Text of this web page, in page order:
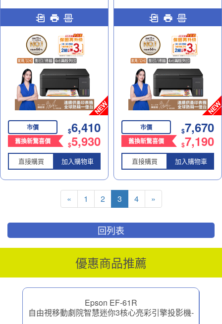
｜精省列印好夥伴
市價 $6,410
舊換新驚喜價 $5,930
直接購買 加入購物車
｜精省列印好夥伴
市價 $7,670
舊換新驚喜價 $7,190
直接購買 加入購物車
« 1 2 3 4 »
回列表
優惠商品推薦
Epson EF-61R
自由視移動劇院智慧迷你3核心亮彩引擎投影機-